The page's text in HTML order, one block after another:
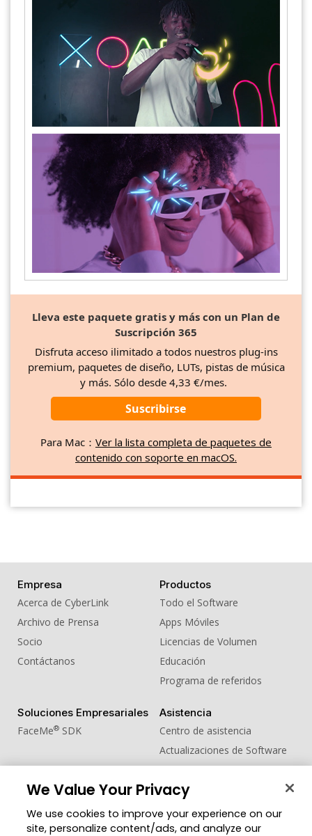
Lleva este paquete gratis y más con un Plan de
Suscripción 365
Disfruta acceso ilimitado a todos nuestros plug-ins
premium, paquetes de diseño, LUTs, pistas de música
y más. Sólo desde 4,33 €/mes.
Suscribirse
Para Mac： Ver la lista completa de paquetes de
contenido con soporte en macOS.
Empresa
Acerca de CyberLink
Archivo de Prensa
Socio
Contáctanos
Productos
Todo el Software
Apps Móviles
Licencias de Volumen
Educación
Programa de referidos
Soluciones Empresariales
FaceMe® SDK
Asistencia
Centro de asistencia
Actualizaciones de Software
Centro de Aprendizaje
Zona de Miembros
Cambiar región
We Value Your Privacy
We use cookies to improve your experience on our
site, personalize content/ads, and analyze our